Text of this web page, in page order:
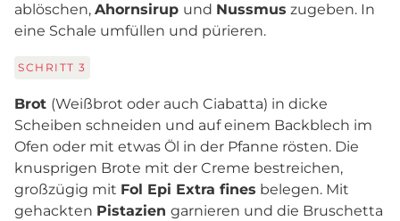
ablöschen, Ahornsirup und Nussmus zugeben. In
eine Schale umfüllen und pürieren.
SCHRITT 3
Brot (Weißbrot oder auch Ciabatta) in dicke
Scheiben schneiden und auf einem Backblech im
Ofen oder mit etwas Öl in der Pfanne rösten. Die
knusprigen Brote mit der Creme bestreichen,
großzügig mit Fol Epi Extra fines belegen. Mit
gehackten Pistazien garnieren und die Bruschetta